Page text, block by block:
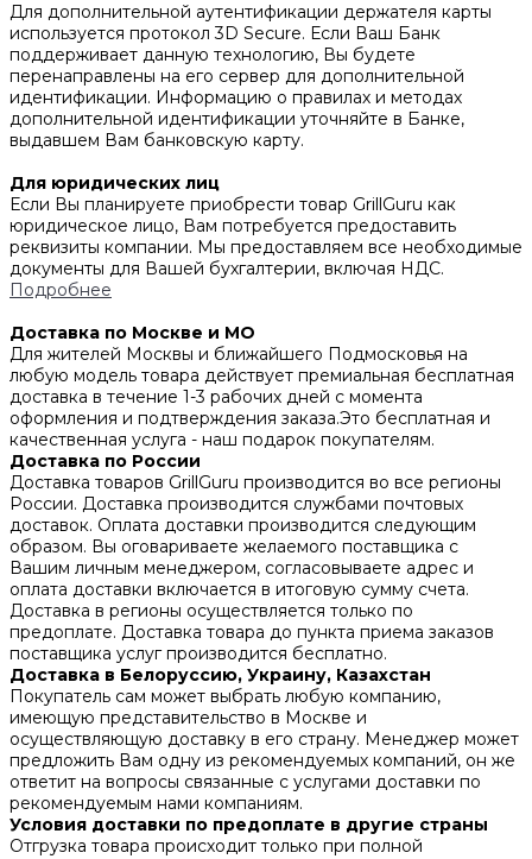
Для дополнительной аутентификации держателя карты
используется протокол 3D Secure. Если Ваш Банк
поддерживает данную технологию, Вы будете
перенаправлены на его сервер для дополнительной
идентификации. Информацию о правилах и методах
дополнительной идентификации уточняйте в Банке,
выдавшем Вам банковскую карту.
Для юридических лиц
Если Вы планируете приобрести товар GrillGuru как
юридическое лицо, Вам потребуется предоставить
реквизиты компании. Мы предоставляем все необходимые
документы для Вашей бухгалтерии, включая НДС.
Подробнее
Доставка по Москве и МО
Для жителей Москвы и ближайшего Подмосковья на
любую модель товара действует премиальная бесплатная
доставка в течение 1-3 рабочих дней с момента
оформления и подтверждения заказа.Это бесплатная и
качественная услуга - наш подарок покупателям.
Доставка по России
Доставка товаров GrillGuru производится во все регионы
России. Доставка производится службами почтовых
доставок. Оплата доставки производится следующим
образом. Вы оговариваете желаемого поставщика с
Вашим личным менеджером, согласовываете адрес и
оплата доставки включается в итоговую сумму счета.
Доставка в регионы осуществляется только по
предоплате. Доставка товара до пункта приема заказов
поставщика услуг производится бесплатно.
Доставка в Белоруссию, Украину, Казахстан
Покупатель сам может выбрать любую компанию,
имеющую представительство в Москве и
осуществляющую доставку в его страну. Менеджер может
предложить Вам одну из рекомендуемых компаний, он же
ответит на вопросы связанные с услугами доставки по
рекомендуемым нами компаниям.
Условия доставки по предоплате в другие страны
Отгрузка товара происходит только при полной